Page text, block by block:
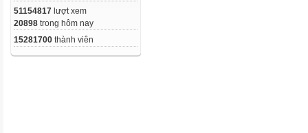
51154817 lượt xem
20898 trong hôm nay
15281700 thành viên